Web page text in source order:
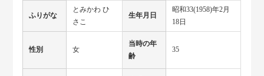
ふりがな
とみかわ ひ
さこ
生年月日
昭和33(1958)年2月
18日
性別 女
当時の年
齢
35